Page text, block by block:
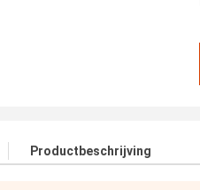
Productbeschrijving